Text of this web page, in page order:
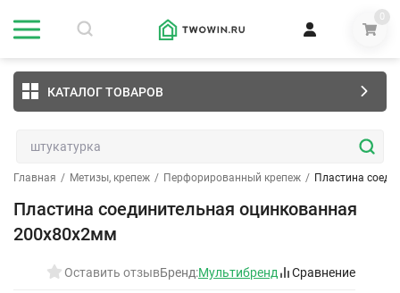
0
КАТАЛОГ ТОВАРОВ
Главная / Метизы, крепеж / Перфорированный крепеж / Пластина
Пластина соединительная оцинкованная
200х80х2мм
Оставить отзывБренд:Мультибренд Сравнение